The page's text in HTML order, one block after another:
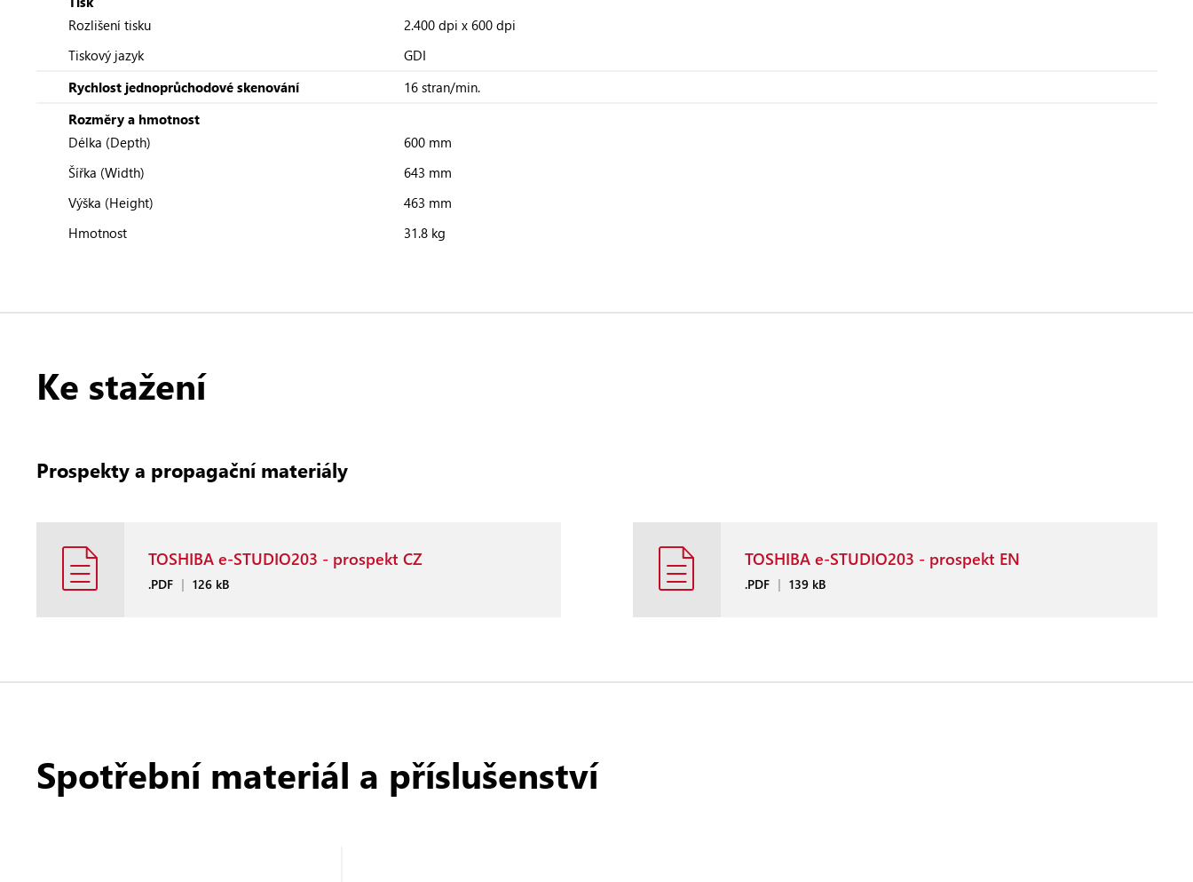
Rozlišení tisku
2.400 dpi x 600 dpi
Tiskový jazyk
GDI
Rychlost jednoprůchodové skenování
16 stran/min.
Rozměry a hmotnost
Délka (Depth)
600 mm
Šířka (Width)
643 mm
Výška (Height)
463 mm
Hmotnost
31.8 kg
Ke stažení
Prospekty a propagační materiály
TOSHIBA e-STUDIO203 - prospekt CZ
.PDF | 126 kB
TOSHIBA e-STUDIO203 - prospekt EN
.PDF | 139 kB
Spotřební materiál a příslušenství